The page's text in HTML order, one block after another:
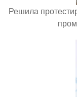
Решила